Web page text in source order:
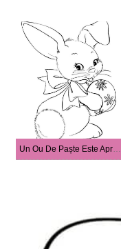
Un Ou De Paște Este Aproape La Fel De Frumos Ca O Coadă